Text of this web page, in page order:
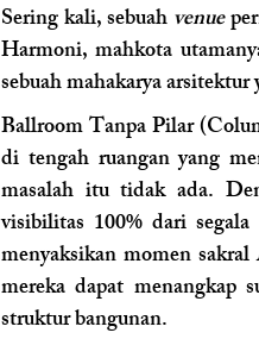
Sering kali, sebuah venue
Harmoni, mahkota
sebuah mahakarya
Ballroom Tanpa Pilar
di tengah ruangan yang
masalah itu tidak ada.
visibilitas 100% dari
menyaksikan momen
mereka dapat menangkap
struktur bangunan.